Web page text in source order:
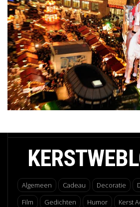
Algemeen Cadeau Decoratie
Film
Gedichten Humor
Kerst